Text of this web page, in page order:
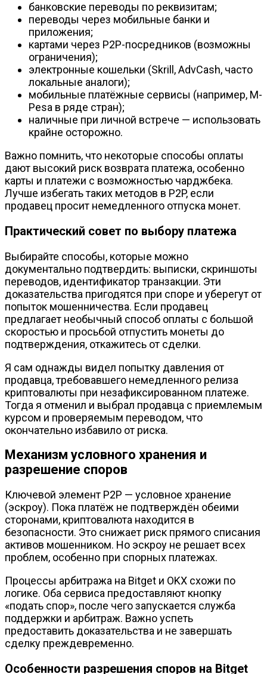
банковские переводы по реквизитам;
переводы через мобильные банки и
приложения;
картами через P2P-посредников (возможны
ограничения);
электронные кошельки (Skrill, AdvCash, часто
локальные аналоги);
мобильные платёжные сервисы (например, M-
Pesa в ряде стран);
наличные при личной встрече — использовать
крайне осторожно.
Важно помнить, что некоторые способы оплаты
дают высокий риск возврата платежа, особенно
карты и платежи с возможностью чарджбека.
Лучше избегать таких методов в P2P, если
продавец просит немедленного отпуска монет.
Практический совет по выбору платежа
Выбирайте способы, которые можно
документально подтвердить: выписки, скриншоты
переводов, идентификатор транзакции. Эти
доказательства пригодятся при споре и уберегут от
попыток мошенничества. Если продавец
предлагает необычный способ оплаты с большой
скоростью и просьбой отпустить монеты до
подтверждения, откажитесь от сделки.
Я сам однажды видел попытку давления от
продавца, требовавшего немедленного релиза
криптовалюты при незафиксированном платеже.
Тогда я отменил и выбрал продавца с приемлемым
курсом и проверяемым переводом, что
окончательно избавило от риска.
Механизм условного хранения и
разрешение споров
Ключевой элемент P2P — условное хранение
(эскроу). Пока платёж не подтверждён обеими
сторонами, криптовалюта находится в
безопасности. Это снижает риск прямого списания
активов мошенником. Но эскроу не решает всех
проблем, особенно при спорных платежах.
Процессы арбитража на Bitget и OKX схожи по
логике. Оба сервиса предоставляют кнопку
«подать спор», после чего запускается служба
поддержки и арбитраж. Важно успеть
предоставить доказательства и не завершать
сделку преждевременно.
Особенности разрешения споров на Bitget